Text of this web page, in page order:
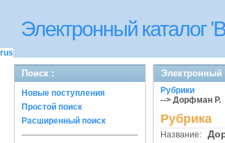
Электронный
rus
Поиск :
Новые поступления
Простой поиск
Расширенный поиск
Электронный
Рубрики
--> Дорфман Р.
Рубрика
Название: